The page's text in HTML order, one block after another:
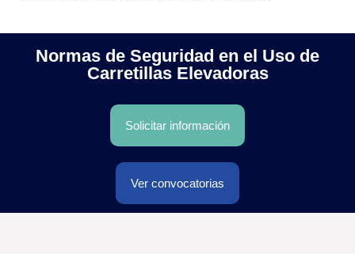
Normas de Seguridad en el Uso de
Carretillas Elevadoras
Solicitar información
Ver convocatorias